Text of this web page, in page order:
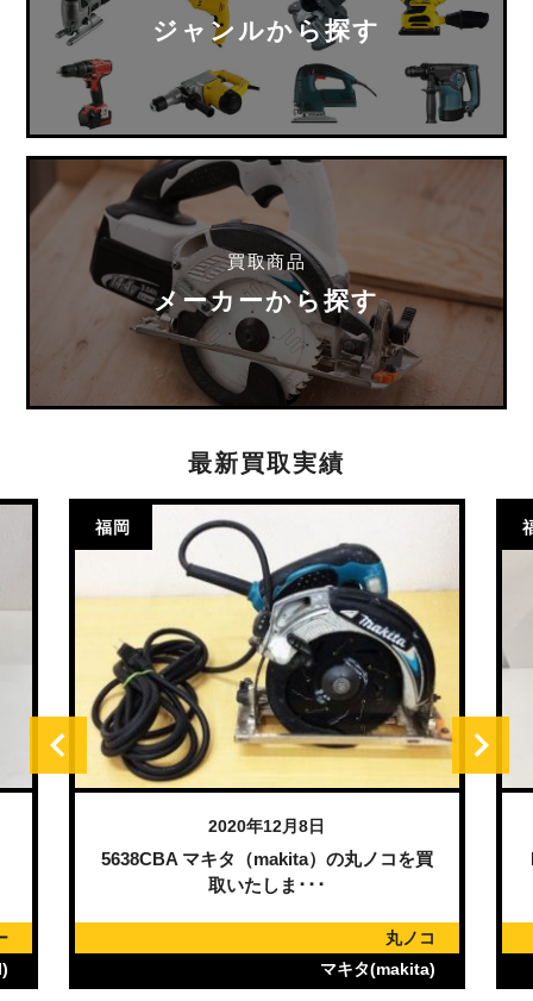
ジャンルから探す
買取商品
メーカーから探す
最新買取実績
福岡
2020年12月8日
5638CBA マキタ（makita）の丸ノコを買
取いたしま･･･
丸ノコ
マキタ(makita)